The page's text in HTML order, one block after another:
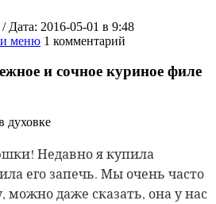
/ Дата: 2016-05-01 в 9:48
меню 1 комментарий
и сочное куриное филе
Недавно я купила
его запечь. Мы очень часто
можно даже сказать, она у нас